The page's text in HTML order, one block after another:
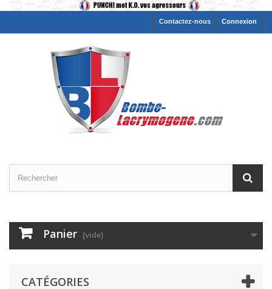
Connexion
Contactez-nous
Panier (vide)
CATÉGORIES